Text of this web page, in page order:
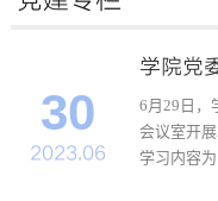
30
2023.06
​6月29日，
会议室开
学习内容